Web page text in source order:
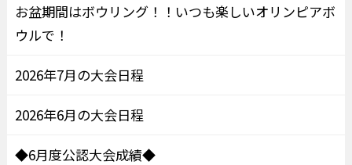
お盆期間はボウリング！！いつも楽しいオリンピアボ
ウルで！
2026年7月の大会日程
2026年6月の大会日程
◆6月度公認大会成績◆